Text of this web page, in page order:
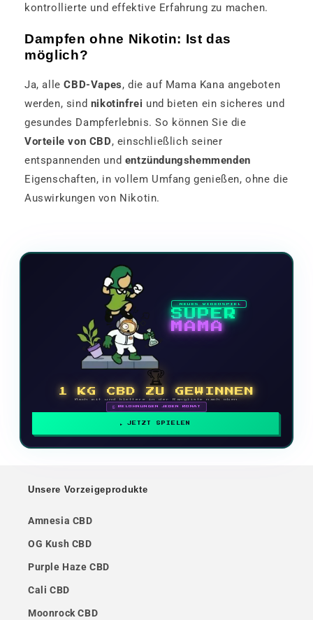
kontrollierte und effektive Erfahrung zu machen.
Dampfen ohne Nikotin: Ist das
möglich?
Ja, alleCBD-Vapes, die auf Mama Kana angeboten
werden, sind nikotinfrei und bieten ein sicheres und
gesundes Dampferlebnis. So können Sie die
Vorteile von CBD, einschließlich seiner
entspannenden und entzündungshemmenden
Eigenschaften, in vollem Umfang genießen, ohne die
Auswirkungen von Nikotin.
NEUES VIDEOSPIEL
SUPER
MAMA
🏆
1 KG CBD ZU GEWINNEN
Mach mit und klettere in der Rangliste nach oben
🗓 BELOHNUNGEN JEDEN MONAT
JETZT SPIELEN
Unsere Vorzeigeprodukte
Amnesia CBD
OG Kush CBD
Purple Haze CBD
Cali CBD
Moonrock CBD